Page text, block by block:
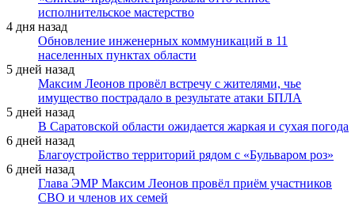
исполнительское мастерство
4 дня назад
Обновление инженерных коммуникаций в 11
населенных пунктах области
5 дней назад
Максим Леонов провёл встречу с жителями, чье
имущество пострадало в результате атаки БПЛА
5 дней назад
В Саратовской области ожидается жаркая и сухая погода
6 дней назад
Благоустройство территорий рядом с «Бульваром роз»
6 дней назад
Глава ЭМР Максим Леонов провёл приём участников
СВО и членов их семей